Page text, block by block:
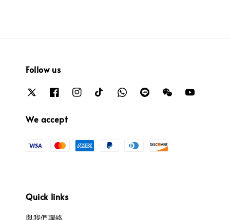
Follow us
We accept
Quick links
與我們聯絡